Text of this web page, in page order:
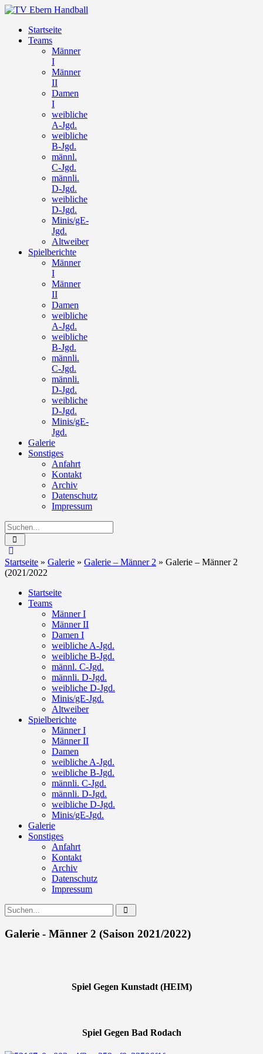
Startseite
Teams
Männer
I
Männer
II
Damen
I
weibliche
A-Jgd.
weibliche
B-Jgd.
männl.
C-Jgd.
männli.
D-Jgd.
weibliche
D-Jgd.
Minis/gE-
Jgd.
Altweiber
Spielberichte
Männer
I
Männer
II
Damen
weibliche
A-Jgd.
weibliche
B-Jgd.
männli.
C-Jgd.
männli.
D-Jgd.
weibliche
D-Jgd.
Minis/gE-
Jgd.
Galerie
Sonstiges
Anfahrt
Kontakt
Archiv
Datenschutz
Impressum
Startseite » Galerie » Galerie – Männer 2 » Galerie – Männer 2
(2021/2022
Startseite
Teams
Männer I
Männer II
Damen I
weibliche A-Jgd.
weibliche B-Jgd.
männl. C-Jgd.
männli. D-Jgd.
weibliche D-Jgd.
Minis/gE-Jgd.
Altweiber
Spielberichte
Männer I
Männer II
Damen
weibliche A-Jgd.
weibliche B-Jgd.
männli. C-Jgd.
männli. D-Jgd.
weibliche D-Jgd.
Minis/gE-Jgd.
Galerie
Sonstiges
Anfahrt
Kontakt
Archiv
Datenschutz
Impressum
Galerie - Männer 2 (Saison 2021/2022)
Spiel Gegen Kunstadt (HEIM)
Spiel Gegen Bad Rodach